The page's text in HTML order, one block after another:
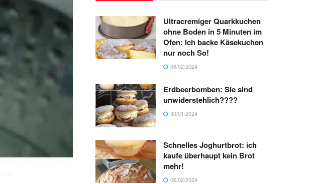
Ultracremiger Quarkkuchen
ohne Boden in 5 Minuten im
Ofen: Ich backe Käsekuchen
nur noch So!
06/02/2024
Erdbeerbomben: Sie sind
unwiderstehlich????
30/01/2024
Schnelles Joghurtbrot: ich
kaufe überhaupt kein Brot
mehr!
06/02/2024